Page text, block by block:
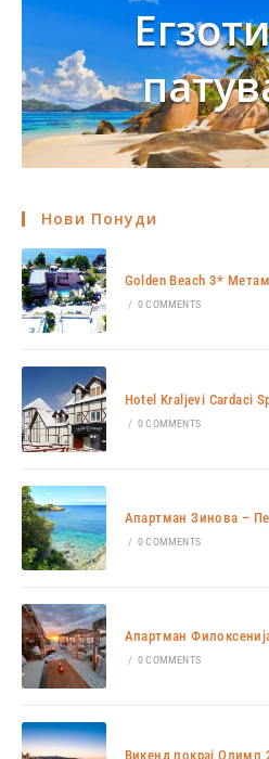
Нови Понуди
Golden Beach 3*
/ 0 COMMENTS
Hotel Kraljevi Cardaci
/ 0 COMMENTS
Апартман Зинова –
/ 0 COMMENTS
Апартман
/ 0 COMMENTS
Викенд покрај Олимп